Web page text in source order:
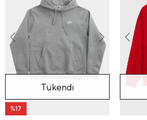
%17
Tükendi